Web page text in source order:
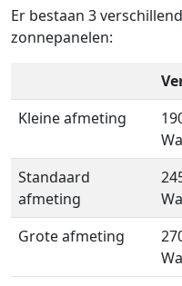
Er bestaan 3
zonnepanelen:
Kleine afmeting
Standaard
afmeting
Grote afmeting